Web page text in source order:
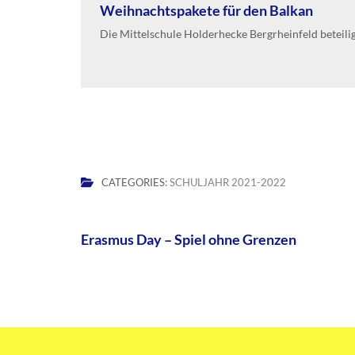
Weihnachtspakete für den Balkan
Die Mittelschule Holderhecke Bergrheinfeld
CATEGORIES:SCHULJAHR 2021-2022
Beitragsnavigation
Erasmus Day – Spiel ohne Grenzen